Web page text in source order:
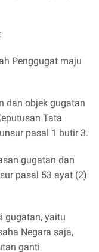
Penggugat maju
objek gugatan
Tata
pasal 1 butir 3.
gugatan dan
pasal 53 ayat (2)
yaitu
Negara saja,
ganti